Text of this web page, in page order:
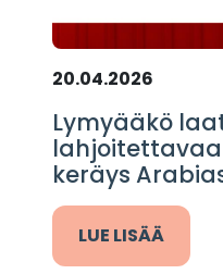
20.04.2026
Lymyääkö
lahjoitettavaa
keräys
LUE LISÄÄ